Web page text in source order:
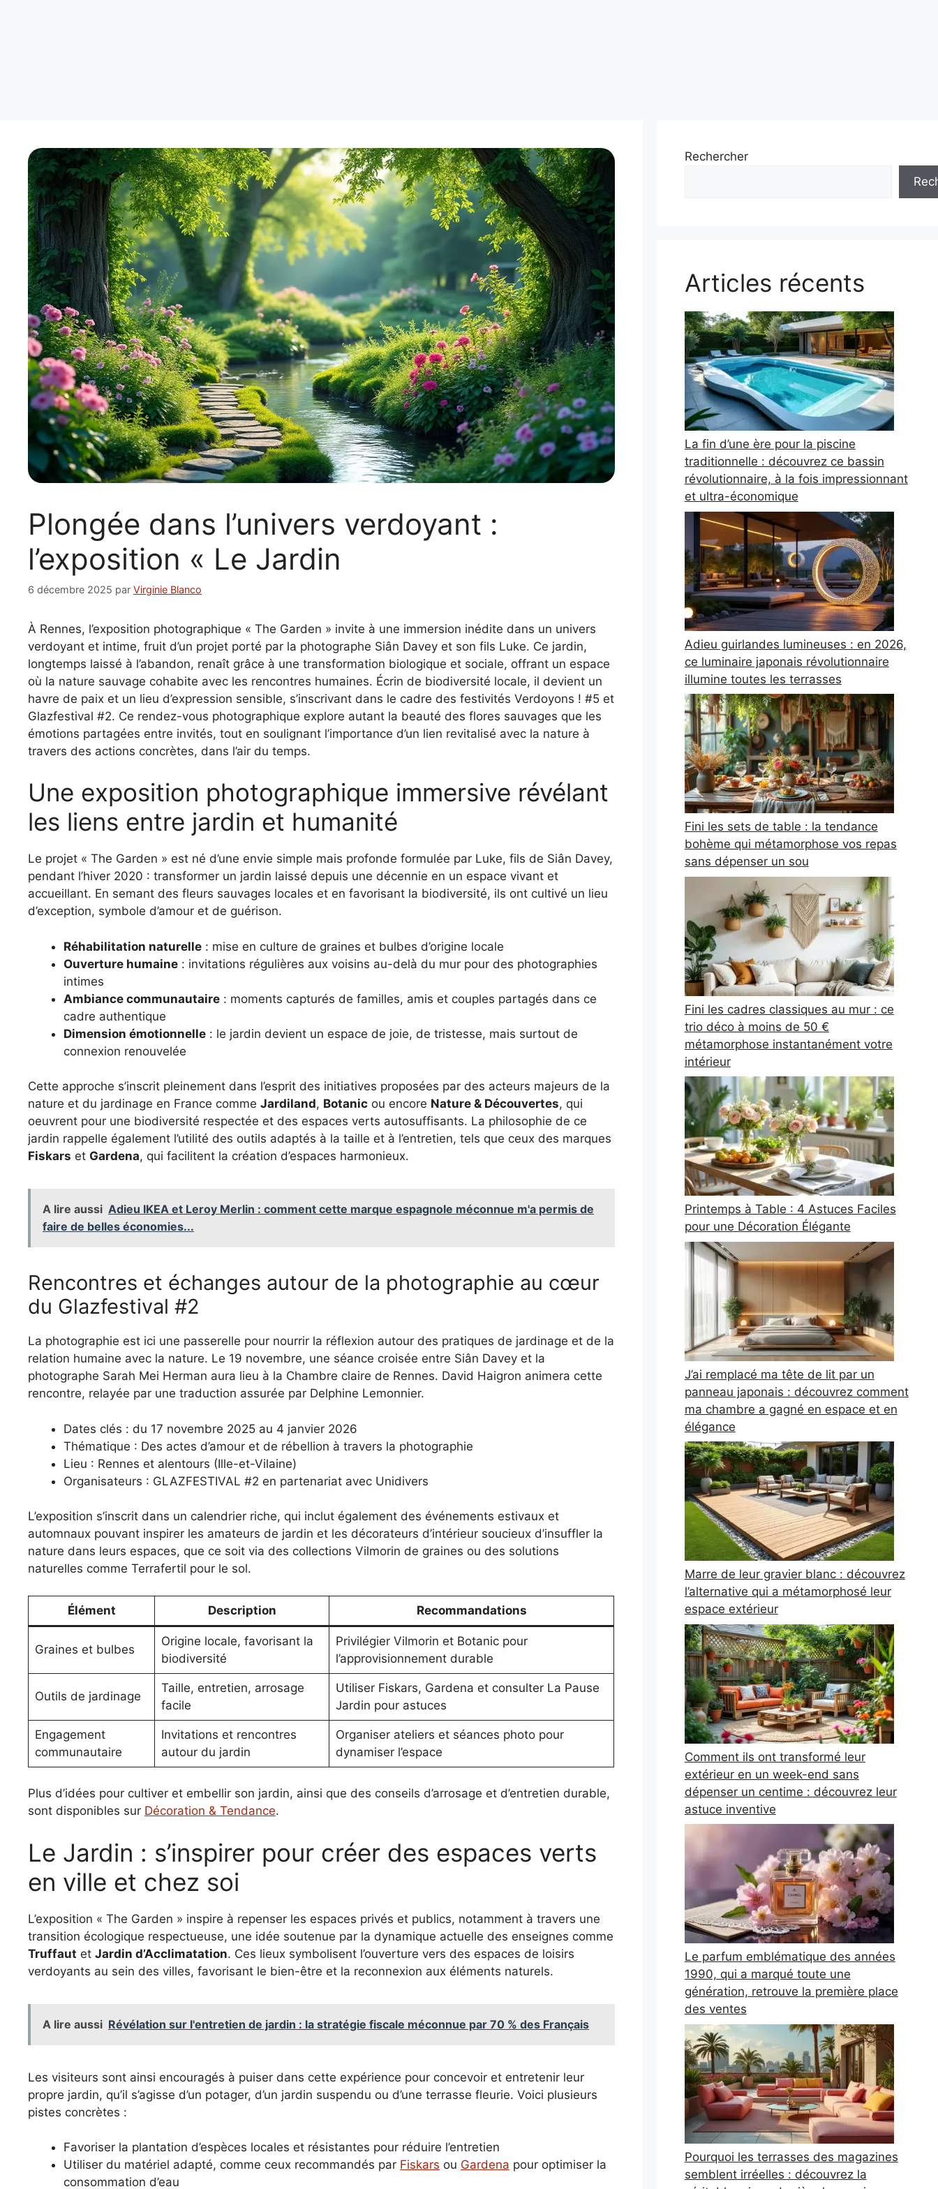
Plongée dans l’univers verdoyant :
l’exposition « Le Jardin
6 décembre 2025 par Virginie Blanco
À Rennes, l’exposition photographique « The Garden » invite à une immersion inédite dans un univers
verdoyant et intime, fruit d’un projet porté par la photographe Siân Davey et son fils Luke. Ce jardin,
longtemps laissé à l’abandon, renaît grâce à une transformation biologique et sociale, offrant un espace
où la nature sauvage cohabite avec les rencontres humaines. Écrin de biodiversité locale, il devient un
havre de paix et un lieu d’expression sensible, s’inscrivant dans le cadre des festivités Verdoyons ! #5 et
Glazfestival #2. Ce rendez-vous photographique explore autant la beauté des flores sauvages que les
émotions partagées entre invités, tout en soulignant l’importance d’un lien revitalisé avec la nature à
travers des actions concrètes, dans l’air du temps.
Une exposition photographique immersive révélant
les liens entre jardin et humanité
Le projet « The Garden » est né d’une envie simple mais profonde formulée par Luke, fils de Siân Davey,
pendant l’hiver 2020 : transformer un jardin laissé depuis une décennie en un espace vivant et
accueillant. En semant des fleurs sauvages locales et en favorisant la biodiversité, ils ont cultivé un lieu
d’exception, symbole d’amour et de guérison.
Réhabilitation naturelle : mise en culture de graines et bulbes d’origine locale
Ouverture humaine : invitations régulières aux voisins au-delà du mur pour des photographies
intimes
Ambiance communautaire : moments capturés de familles, amis et couples partagés dans ce
cadre authentique
Dimension émotionnelle : le jardin devient un espace de joie, de tristesse, mais surtout de
connexion renouvelée
Cette approche s’inscrit pleinement dans l’esprit des initiatives proposées par des acteurs majeurs de la
nature et du jardinage en France comme Jardiland, Botanic ou encore Nature & Découvertes, qui
oeuvrent pour une biodiversité respectée et des espaces verts autosuffisants. La philosophie de ce
jardin rappelle également l’utilité des outils adaptés à la taille et à l’entretien, tels que ceux des marques
Fiskars et Gardena, qui facilitent la création d’espaces harmonieux.
A lire aussi Adieu IKEA et Leroy Merlin : comment cette marque espagnole méconnue m'a permis de
faire de belles économies...
Rencontres et échanges autour de la photographie au cœur
du Glazfestival #2
La photographie est ici une passerelle pour nourrir la réflexion autour des pratiques de jardinage et de la
relation humaine avec la nature. Le 19 novembre, une séance croisée entre Siân Davey et la
photographe Sarah Mei Herman aura lieu à la Chambre claire de Rennes. David Haigron animera cette
rencontre, relayée par une traduction assurée par Delphine Lemonnier.
Dates clés : du 17 novembre 2025 au 4 janvier 2026
Thématique : Des actes d’amour et de rébellion à travers la photographie
Lieu : Rennes et alentours (Ille-et-Vilaine)
Organisateurs : GLAZFESTIVAL #2 en partenariat avec Unidivers
L’exposition s’inscrit dans un calendrier riche, qui inclut également des événements estivaux et
automnaux pouvant inspirer les amateurs de jardin et les décorateurs d’intérieur soucieux d’insuffler la
nature dans leurs espaces, que ce soit via des collections Vilmorin de graines ou des solutions
naturelles comme Terrafertil pour le sol.
Élément Description Recommandations
Graines et bulbes
Origine locale, favorisant la
biodiversité
Privilégier Vilmorin et Botanic pour
l’approvisionnement durable
Outils de jardinage
Taille, entretien, arrosage
facile
Utiliser Fiskars, Gardena et consulter La Pause
Jardin pour astuces
Engagement
communautaire
Invitations et rencontres
autour du jardin
Organiser ateliers et séances photo pour
dynamiser l’espace
Plus d’idées pour cultiver et embellir son jardin, ainsi que des conseils d’arrosage et d’entretien durable,
sont disponibles sur Décoration & Tendance.
Le Jardin : s’inspirer pour créer des espaces verts
en ville et chez soi
L’exposition « The Garden » inspire à repenser les espaces privés et publics, notamment à travers une
transition écologique respectueuse, une idée soutenue par la dynamique actuelle des enseignes comme
Truffaut et Jardin d’Acclimatation. Ces lieux symbolisent l’ouverture vers des espaces de loisirs
verdoyants au sein des villes, favorisant le bien-être et la reconnexion aux éléments naturels.
A lire aussi Révélation sur l'entretien de jardin : la stratégie fiscale méconnue par 70 % des Français
Les visiteurs sont ainsi encouragés à puiser dans cette expérience pour concevoir et entretenir leur
propre jardin, qu’il s’agisse d’un potager, d’un jardin suspendu ou d’une terrasse fleurie. Voici plusieurs
pistes concrètes :
Favoriser la plantation d’espèces locales et résistantes pour réduire l’entretien
Utiliser du matériel adapté, comme ceux recommandés par Fiskars ou Gardena pour optimiser la
consommation d’eau
Rechercher
Articles récents
La fin d’une ère pour la piscine
traditionnelle : découvrez ce bassin
révolutionnaire, à la fois impressionnant
et ultra-économique
Adieu guirlandes lumineuses : en 2026,
ce luminaire japonais révolutionnaire
illumine toutes les terrasses
Fini les sets de table : la tendance
bohème qui métamorphose vos repas
sans dépenser un sou
Fini les cadres classiques au mur : ce
trio déco à moins de 50 €
métamorphose instantanément votre
intérieur
Printemps à Table : 4 Astuces Faciles
pour une Décoration Élégante
J’ai remplacé ma tête de lit par un
panneau japonais : découvrez comment
ma chambre a gagné en espace et en
élégance
Marre de leur gravier blanc : découvrez
l’alternative qui a métamorphosé leur
espace extérieur
Comment ils ont transformé leur
extérieur en un week-end sans
dépenser un centime : découvrez leur
astuce inventive
Le parfum emblématique des années
1990, qui a marqué toute une
génération, retrouve la première place
des ventes
Pourquoi les terrasses des magazines
semblent irréelles : découvrez la